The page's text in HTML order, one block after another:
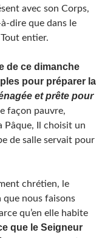
avec son Corps,
dire que dans le
entier.
de ce dimanche
pour préparer la
et prête pour
façon pauvre,
Pâque, Il choisit un
de salle servait pour
chrétien, le
que nous faisons
qu’en elle habite
que le Seigneur